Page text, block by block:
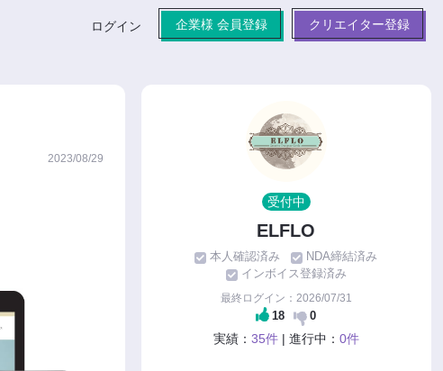
ログイン 企業様 会員登録 クリエイター登録
2023/08/29
受付中
ELFLO
本人確認済み
NDA締結済み
インボイス登録済み
最終ログイン：2026/07/31
18 0
実績： 35件| 進行中： 0件